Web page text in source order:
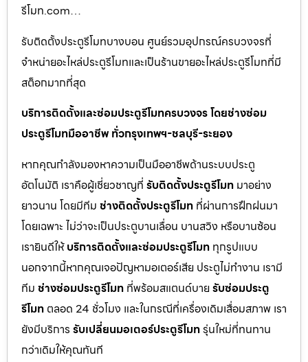
รีโมท.com…
รับติดตั้งประตูรีโมทบางบอน ศูนย์รวมอุปกรณ์ครบวงจรที่
จำหน่ายอะไหล่ประตูรีโมทและเป็นร้านขายอะไหล่ประตูรีโมทที่มี
สต็อกมากที่สุด
บริการติดตั้งและซ่อมประตูรีโมทครบวงจร โดยช่างซ่อม
ประตูรีโมทมืออาชีพ ทั่วกรุงเทพฯ-ชลบุรี-ระยอง
หากคุณกำลังมองหาความเป็นมืออาชีพด้านระบบประตู
อัตโนมัติ เราคือผู้เชี่ยวชาญที่ รับติดตั้งประตูรีโมท มาอย่าง
ยาวนาน โดยมีทีม ช่างติดตั้งประตูรีโมท ที่ผ่านการฝึกฝนมา
โดยเฉพาะ ไม่ว่าจะเป็นประตูบานเลื่อน บานสวิง หรือบานซ้อน
เรายินดีให้บริการติดตั้งและซ่อมประตูรีโมท ทุกรูปแบบ
นอกจากนี้หากคุณเจอปัญหามอเตอร์เสีย ประตูไม่ทำงาน เรามี
ทีม ช่างซ่อมประตูรีโมท ที่พร้อมสแตนด์บาย รับซ่อมประตู
รีโมท ตลอด 24 ชั่วโมง และในกรณีที่เครื่องเดิมเสื่อมสภาพ เรา
ยังมีบริการ รับเปลี่ยนมอเตอร์ประตูรีโมทรุ่นใหม่ที่ทนทาน
กว่าเดิมให้คุณทันที